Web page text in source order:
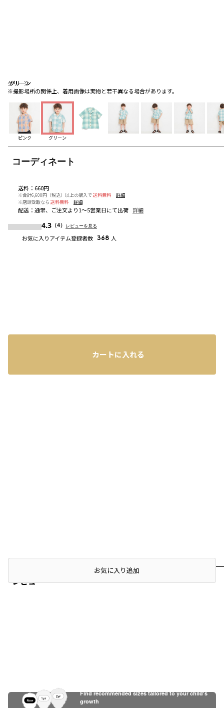
グリーン
※撮影場所の関係上、着用画像は実物と若干異なる場合があります。
グリーン
グリーン
ピンク グリーン
コーディネート
レビュー
送料 ： 660円
※合計6,600円（税込）以上の購入で 送料無料
詳細
※店頭受取なら 送料無料 詳細
配送 ： 通常、ご注文より1～5営業日にて出荷 詳細
4.3 （4） レビューを見る
お気に入りアイテム登録者数 368 人
カートに入れる
店頭在庫を確認するお気に入り追加
Find recommended sizes tailored to your child's
growth